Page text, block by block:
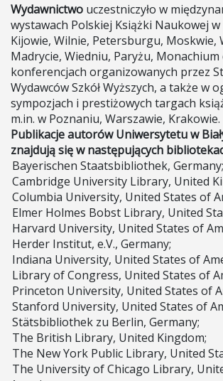
Wydawnictwo uczestniczyło w
wystawach Polskiej Książki Naukowej
Kijowie, Wilnie, Petersburgu, Moskwie,
Madrycie, Wiedniu, Paryżu,
konferencjach organizowanych przez
Wydawców Szkół Wyższych, a także w
sympozjach i prestiżowych targach
m.in. w Poznaniu, Warszawie, Krakowie.
Publikacje autorów Uniwersytetu w
znajdują się w następujących
Bayerischen Staatsbibliothek, Germany;
Cambridge University Library, United
Columbia University, United States of
Elmer Holmes Bobst Library, United
Harvard University, United States of
Herder Institut, e.V., Germany;
Indiana University, United States of
Library of Congress, United States of
Princeton University, United States of
Stanford University, United States of
Stätsbibliothek zu Berlin, Germany;
The British Library, United Kingdom;
The New York Public Library, United
The University of Chicago Library,